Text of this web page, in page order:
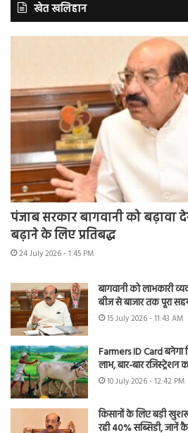
खेत खलिहान
पंजाब सरकार बागवानी को
बढ़ाने के लिए प्रतिबद्ध
24 July 2026 - 1:45 PM
बागवानी को लाभकारी
बीज से बाजार तक पूरा
15 July 2026 - 11:43 AM
Farmers ID Card बनेगा
लाभ, बार-बार
10 July 2026 - 12:42 PM
किसानों के लिए बड़ी
रही 40% सब्सिडी, जानें